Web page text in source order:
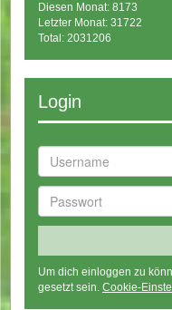
Diesen Monat: 8173
Letzter Monat: 31722
Total: 2031206
Login
Um dich einloggen zu
gesetzt sein. Cookie-